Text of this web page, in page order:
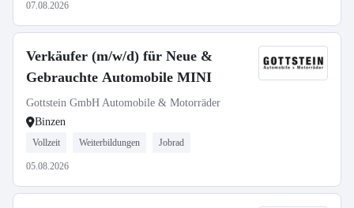
07.08.2026
Verkäufer (m/w/d) für Neue &
Gebrauchte Automobile MINI
Gottstein GmbH Automobile & Motorräder
Binzen
Vollzeit Weiterbildungen Jobrad
05.08.2026